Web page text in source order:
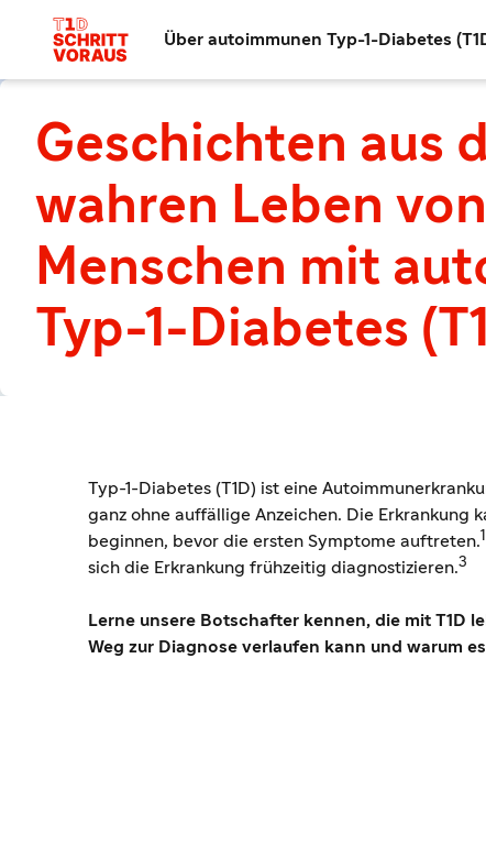
Über autoimmunen Typ-1-Diabetes
Geschichten aus
wahren Leben von
Menschen mit
Typ-1-Diabetes
Typ-1-Diabetes (T1D) ist eine
ganz ohne auffällige Anzeichen. Die Erkrankung
beginnen, bevor die ersten Symptome auftreten.
sich die Erkrankung frühzeitig diagnostizieren.3
Lerne unsere Botschafter kennen, die mit T1D
Weg zur Diagnose verlaufen kann und warum